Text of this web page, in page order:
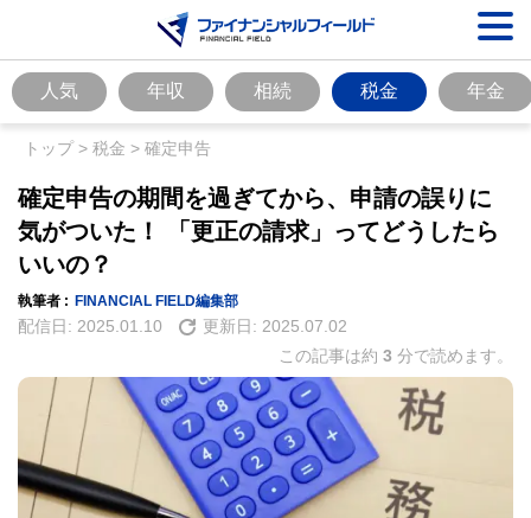
人気 年収 相続 税金 年金
トップ> 税金 > 確定申告
確定申告の期間を過ぎてから、申請の誤りに
気がついた！ 「更正の請求」ってどうしたら
いいの？
執筆者 : FINANCIAL FIELD編集部
配信日: 2025.01.10 更新日: 2025.07.02
この記事は約 3 分で読めます。